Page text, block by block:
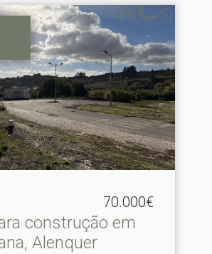
70.000€
construção em
Alenquer